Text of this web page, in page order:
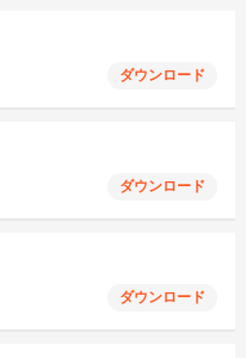
ダウンロード
ダウンロード
ダウンロード